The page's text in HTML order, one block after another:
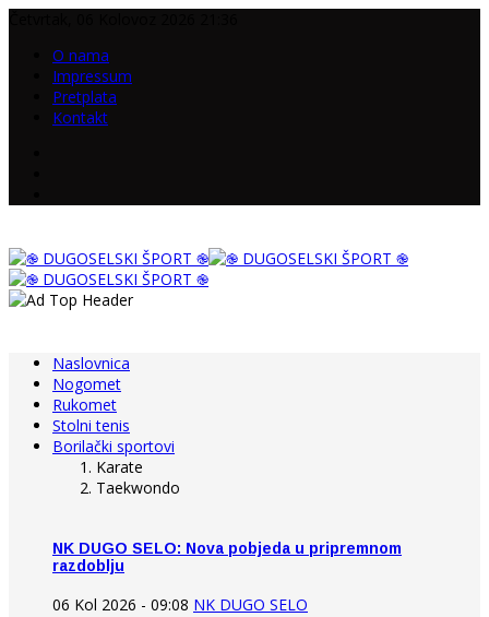
O nama
Impressum
Pretplata
Kontakt
Naslovnica
Nogomet
Rukomet
Stolni tenis
Borilački sportovi
Karate
Taekwondo
NK DUGO SELO: Nova pobjeda u pripremnom
razdoblju
06 Kol 2026 - 09:08 NK DUGO SELO